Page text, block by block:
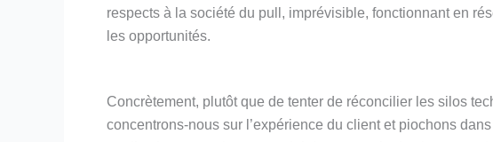
respects à la société du pull, imprévisible, fonctionnant en
les opportunités.
Concrètement, plutôt que de tenter de réconcilier les silos
concentrons-nous sur l’expérience du client et piochons